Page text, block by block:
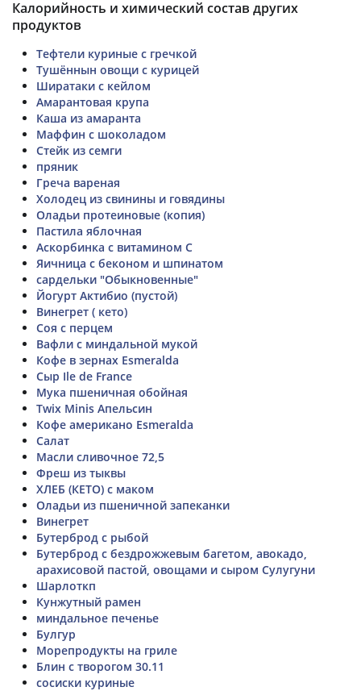
Калорийность и химический состав других
продуктов
Тефтели куриные с гречкой
Тушённын овощи с курицей
Ширатаки с кейлом
Амарантовая крупа
Каша из амаранта
Маффин с шоколадом
Стейк из семги
пряник
Греча вареная
Холодец из свинины и говядины
Оладьи протеиновые (копия)
Пастила яблочная
Аскорбинка с витамином C
Яичница с беконом и шпинатом
сардельки "Обыкновенные"
Йогурт Актибио (пустой)
Винегрет ( кето)
Соя с перцем
Вафли с миндальной мукой
Кофе в зернах Esmeralda
Сыр Ile de France
Мука пшеничная обойная
Twix Minis Апельсин
Кофе американо Esmeralda
Салат
Масли сливочное 72,5
Фреш из тыквы
ХЛЕБ (КЕТО) с маком
Оладьи из пшеничной запеканки
Винегрет
Бутерброд с рыбой
Бутерброд с бездрожжевым багетом, авокадо,
арахисовой пастой, овощами и сыром Сулугуни
Шарлоткп
Кунжутный рамен
миндальное печенье
Булгур
Морепродукты на гриле
Блин с творогом 30.11
сосиски куриные